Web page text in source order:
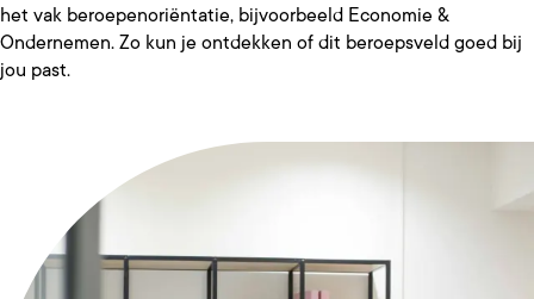
het vak beroepenoriëntatie, bijvoorbeeld Economie &
Ondernemen. Zo kun je ontdekken of dit beroepsveld goed bij
jou past.